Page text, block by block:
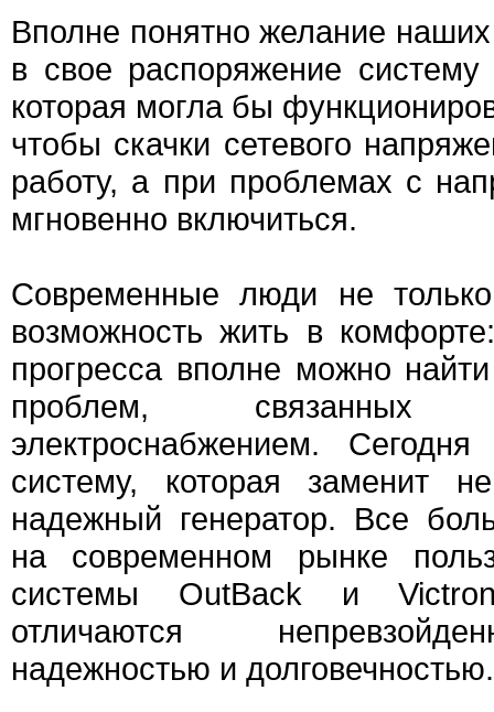
Вполне понятно желание наших
в свое распоряжение систему
которая могла бы
чтобы скачки сетевого
работу, а при проблемах с
мгновенно включиться.
Современные люди не
возможность жить в
прогресса вполне можно
проблем,
электроснабжением.
систему, которая заменит
надежный генератор. Все
на современном рынке
системы OutBack и
отличаются
надежностью и долговечностью.